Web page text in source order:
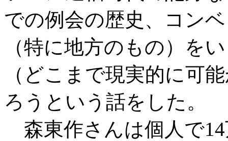
での例会の歴史、コン
（特に地方のもの）を
（どこまで現実的に可
ろうという話をした。
森東作さんは個人で